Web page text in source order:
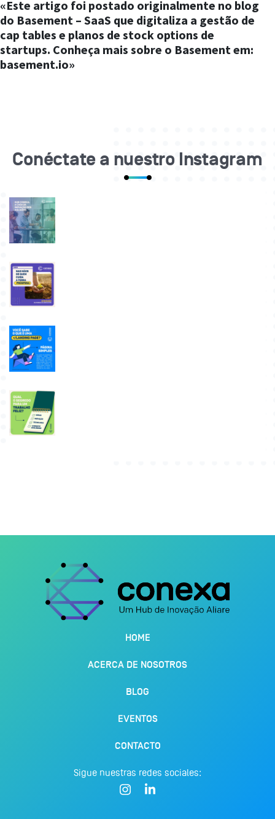
«Este artigo foi postado originalmente no blog
do Basement – SaaS que digitaliza a gestão de
cap tables e planos de stock options de
startups. Conheça mais sobre o Basement em:
basement.io»
Conéctate a nuestro Instagram
HOME
ACERCA DE NOSOTROS
BLOG
EVENTOS
CONTACTO
Sigue nuestras redes sociales: